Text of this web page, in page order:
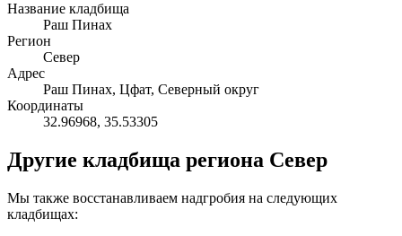
Название кладбища
Раш Пинах
Регион
Север
Адрес
Раш Пинах, Цфат, Северный округ
Координаты
32.96968, 35.53305
Другие кладбища региона Север
Мы также восстанавливаем надгробия на следующих
кладбищах: